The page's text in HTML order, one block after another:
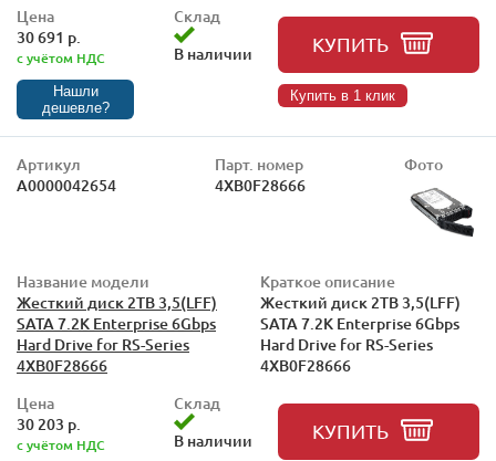
Цена
30 691 р.
с учётом НДС
Нашли
дешевле?
Склад
В наличии
КУПИТЬ
Купить в 1 клик
Артикул
А0000042654
Парт. номер
4XB0F28666
Фото
Название модели
Жесткий диск 2TB 3,5(LFF)
SATA 7.2K Enterprise 6Gbps
Hard Drive for RS-Series
4XB0F28666
Краткое описание
Жесткий диск 2TB 3,5(LFF)
SATA 7.2K Enterprise 6Gbps
Hard Drive for RS-Series
4XB0F28666
Цена
30 203 р.
с учётом НДС
Склад
В наличии
КУПИТЬ